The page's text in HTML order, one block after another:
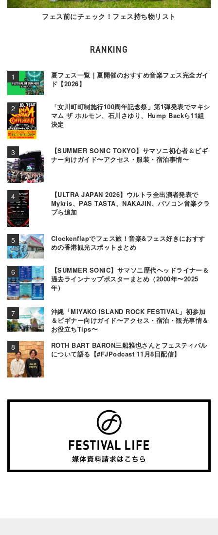
フェス前にチェック！フェス持ち物リスト
RANKING
夏フェス一覧｜夏開催のおすすめ音楽フェス完全ガイ
ド【2026】
「女川町町制施行100周年記念祭」第1弾発表でマキシ
マム ザ ホルモン、石川さゆり、Hump Backら11組
決定
【SUMMER SONIC TOKYO】サマソニ初心者＆ビギ
ナー向けガイド〜アクセス・服装・宿泊事情〜
【ULTRA JAPAN 2026】ウルトラ全出演者発表で
Mykris、PAS TASTA、NAKAJIN、パソコン音楽クラ
ブら追加
Clockenflapでフェス旅！音楽&フェス好きにおすす
めの香港観光スポットまとめ
【SUMMER SONIC】サマソニ歴代ヘッドライナー＆
過去ラインナップポスターまとめ（2000年〜2025
年）
沖縄「MIYAKO ISLAND ROCK FESTIVAL」初参加
＆ビギナー向けガイド〜アクセス・宿泊・観光事情＆
お役立ちTips〜
ROTH BART BARON三船雅也さんとフェスティバル
について語る【#FJPodcast 11月8日配信】